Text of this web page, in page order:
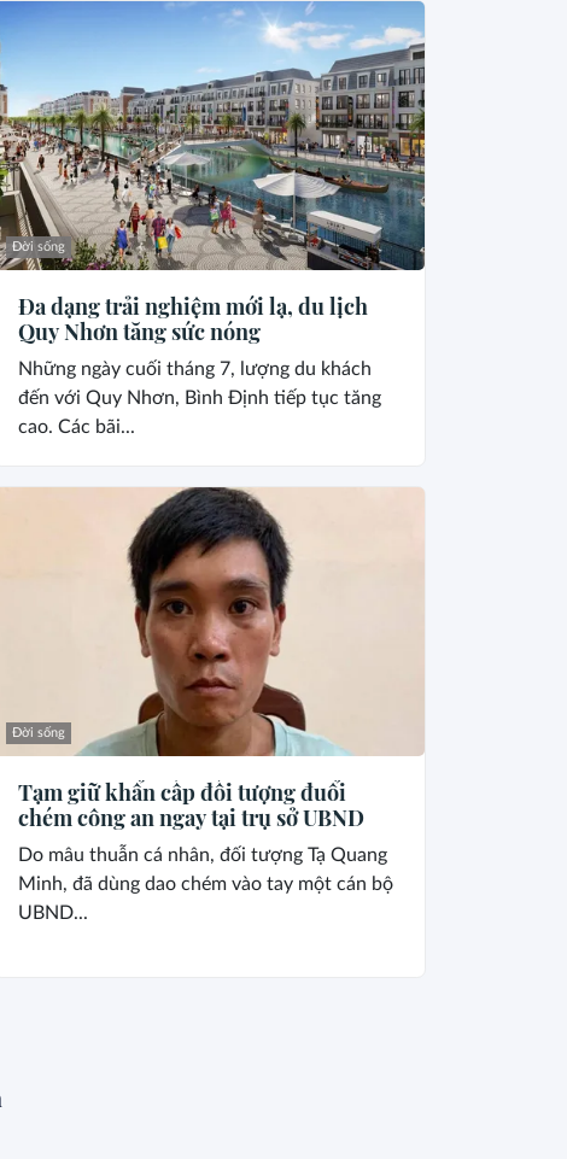
Đời sống
Đa dạng trải nghiệm mới lạ, du lịch
Quy Nhơn tăng sức nóng
Những ngày cuối tháng 7, lượng du khách
đến với Quy Nhơn, Bình Định tiếp tục tăng
cao. Các bãi...
Đời sống
Tạm giữ khẩn cấp đối tượng đuổi
chém công an ngay tại trụ sở UBND
Do mâu thuẫn cá nhân, đối tượng Tạ Quang
Minh, đã dùng dao chém vào tay một cán bộ
UBND...